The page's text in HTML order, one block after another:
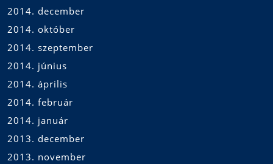
2014. december
2014. október
2014. szeptember
2014. június
2014. április
2014. február
2014. január
2013. december
2013. november